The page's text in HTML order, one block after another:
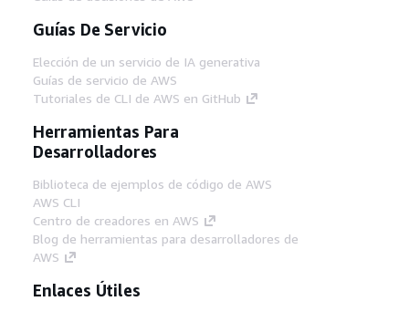
Guías De Servicio
Elección de un servicio de IA generativa
Guías de servicio de AWS
Tutoriales de CLI de AWS en GitHub
Herramientas Para
Desarrolladores
Biblioteca de ejemplos de código de AWS
AWS CLI
Centro de creadores en AWS
Blog de herramientas para desarrolladores de
AWS
Enlaces Útiles